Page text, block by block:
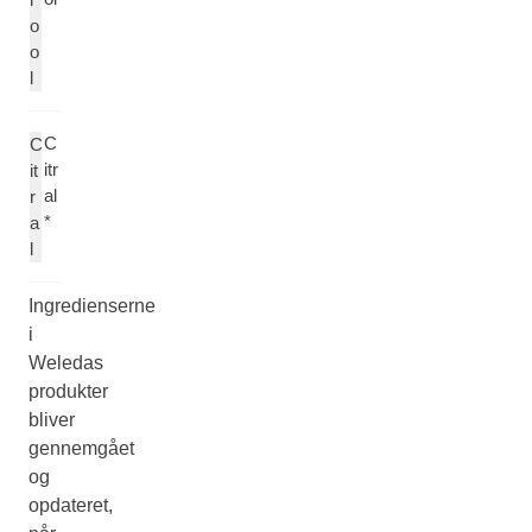
o
o
l
C
it
r
a
l
C
itr
al
*
Ingredienserne
i
Weledas
produkter
bliver
gennemgået
og
opdateret,